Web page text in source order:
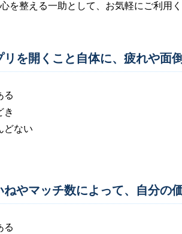
を整える一助として、お気軽にご利用
リを開くこと自体に、疲れや面
る
き
どない
ねやマッチ数によって、自分の
る